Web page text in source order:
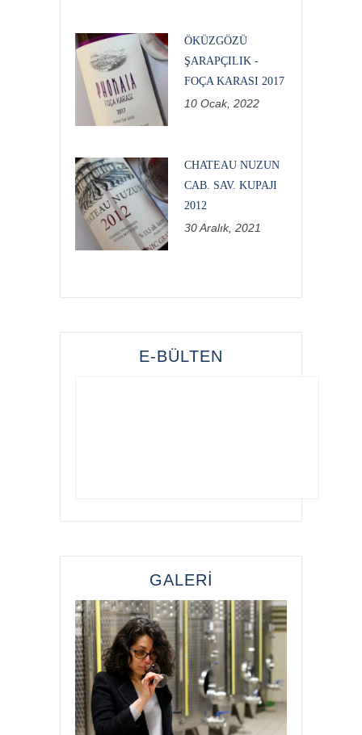
ÖKÜZGÖZÜ
ŞARAPÇILIK -
FOÇA KARASI 2017
10 Ocak, 2022
CHATEAU NUZUN
CAB. SAV. KUPAJI
2012
30 Aralık, 2021
E-BÜLTEN
GALERİ